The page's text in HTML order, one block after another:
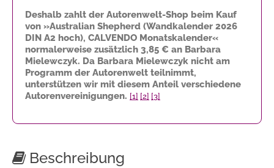
Deshalb zahlt der Autorenwelt-Shop beim Kauf
von »Australian Shepherd (Wandkalender 2026
DIN A2 hoch), CALVENDO Monatskalender«
normalerweise zusätzlich 3,85 € an Barbara
Mielewczyk. Da Barbara Mielewczyk nicht am
Programm der Autorenwelt teilnimmt,
unterstützen wir mit diesem Anteil verschiedene
Autorenvereinigungen. [1] [2] [3]
Beschreibung